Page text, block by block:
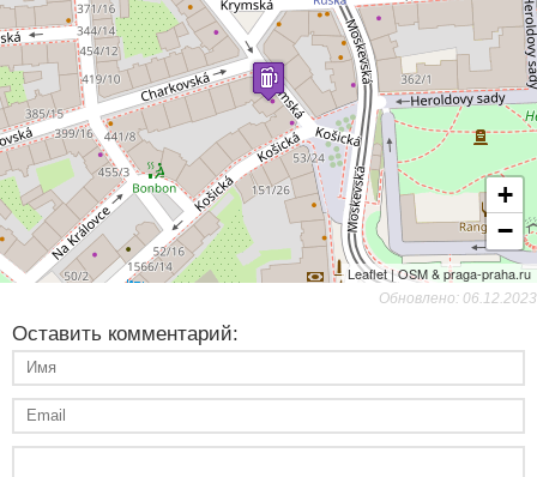
+
−
Leaflet | OSM & praga-praha.ru
Обновлено: 06.12.2023
Оставить комментарий: